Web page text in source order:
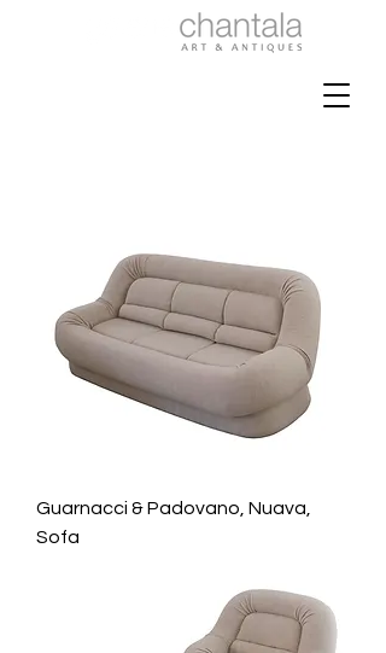
Guarnacci & Padovano, Nuava,
Sofa